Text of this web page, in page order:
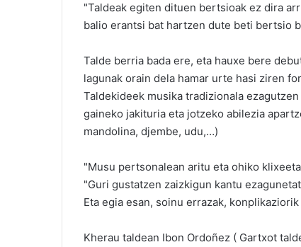
"Taldeak egiten dituen bertsioak ez dira
balio erantsi bat hartzen dute beti bertsio
Talde berria bada ere, eta hauxe bere
lagunak orain dela hamar urte hasi ziren
Taldekideek musika tradizionala
gaineko jakituria eta jotzeko abilezia
mandolina, djembe, udu,…)
"Musu pertsonalean aritu eta ohiko
"Guri gustatzen zaizkigun kantu
Eta egia esan, soinu errazak,
Kherau taldean Ibon Ordoñez ( Gartxot